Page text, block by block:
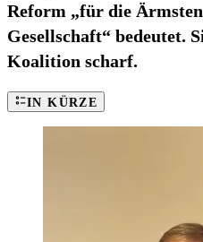
Reform „für die
Gesellschaft“ bedeutet.
Koalition scharf.
IN KÜRZE